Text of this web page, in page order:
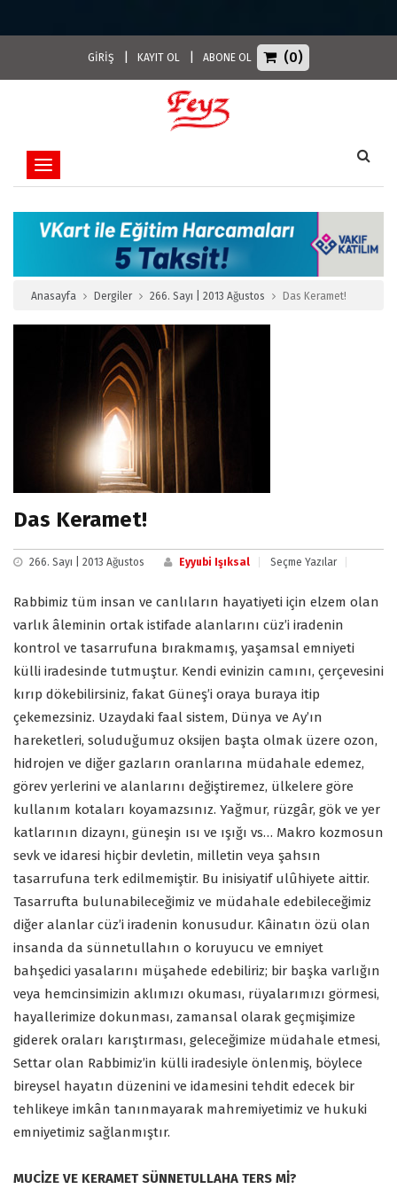
GİRİŞ KAYIT OL ABONE OL (0)
Toggle navigation
Anasayfa Dergiler 266. Sayı | 2013 Ağustos Das Keramet!
Das Keramet!
266. Sayı | 2013 Ağustos Eyyubi Işıksal Seçme Yazılar
Rabbimiz tüm insan ve canlıların hayatiyeti için elzem olan
varlık âleminin ortak istifade alanlarını cüz’i iradenin
kontrol ve tasarrufuna bırakmamış, yaşamsal emniyeti
külli iradesinde tutmuştur. Kendi evinizin camını, çerçevesini
kırıp dökebilirsiniz, fakat Güneş’i oraya buraya itip
çekemezsiniz. Uzaydaki faal sistem, Dünya ve Ay’ın
hareketleri, soluduğumuz oksijen başta olmak üzere ozon,
hidrojen ve diğer gazların oranlarına müdahale edemez,
görev yerlerini ve alanlarını değiştiremez, ülkelere göre
kullanım kotaları koyamazsınız. Yağmur, rüzgâr, gök ve yer
katlarının dizaynı, güneşin ısı ve ışığı vs… Makro kozmosun
sevk ve idaresi hiçbir devletin, milletin veya şahsın
tasarrufuna terk edilmemiştir. Bu inisiyatif ulûhiyete aittir.
Tasarrufta bulunabileceğimiz ve müdahale edebileceğimiz
diğer alanlar cüz’i iradenin konusudur. Kâinatın özü olan
insanda da sünnetullahın o koruyucu ve emniyet
bahşedici yasalarını müşahede edebiliriz; bir başka varlığın
veya hemcinsimizin aklımızı okuması, rüyalarımızı görmesi,
hayallerimize dokunması, zamansal olarak geçmişimize
giderek oraları karıştırması, geleceğimize müdahale etmesi,
Settar olan Rabbimiz’in külli iradesiyle önlenmiş, böylece
bireysel hayatın düzenini ve idamesini tehdit edecek bir
tehlikeye imkân tanınmayarak mahremiyetimiz ve hukuki
emniyetimiz sağlanmıştır.
MUCİZE VE KERAMET SÜNNETULLAHA TERS Mİ?